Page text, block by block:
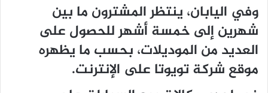
وفي اليابان، ينتظر المشترون ما بين
شهرين إلى خمسة أشهر للحصول على
العديد من الموديلات، بحسب ما يظهره
موقع شركة تويوتا على الإنترنت.